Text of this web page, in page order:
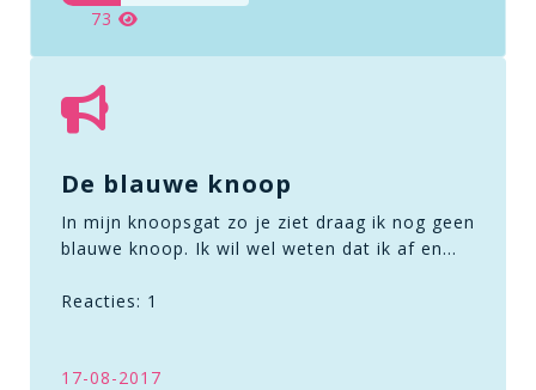
73
De blauwe knoop
In mijn knoopsgat zo je ziet draag ik nog geen
blauwe knoop. Ik wil wel weten dat ik af en…
Reacties: 1
17-08-2017